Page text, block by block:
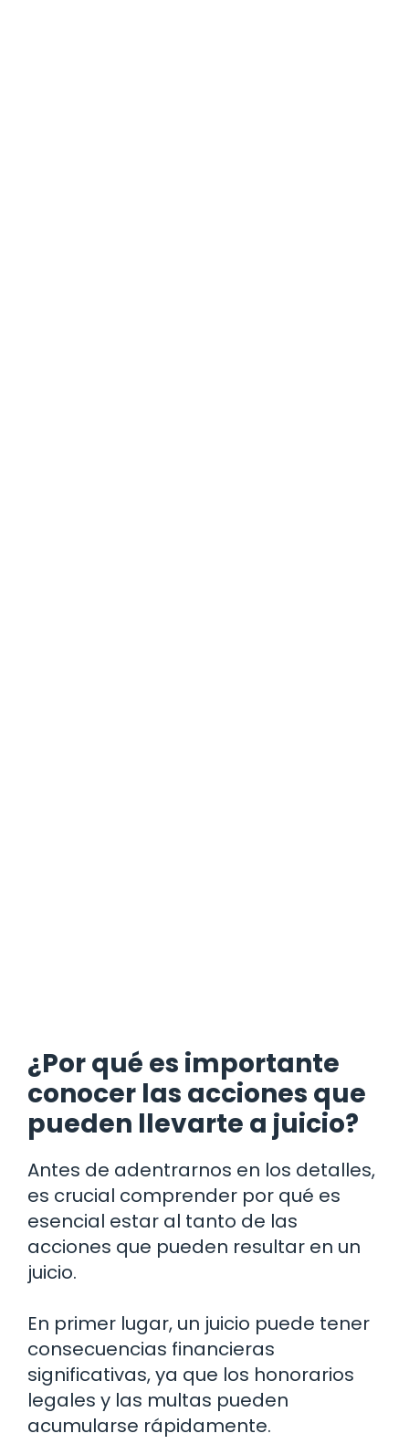
¿Por qué es importante
conocer las acciones que
pueden llevarte a juicio?
Antes de adentrarnos en los detalles,
es crucial comprender por qué es
esencial estar al tanto de las
acciones que pueden resultar en un
juicio.
En primer lugar, un juicio puede tener
consecuencias financieras
significativas, ya que los honorarios
legales y las multas pueden
acumularse rápidamente.